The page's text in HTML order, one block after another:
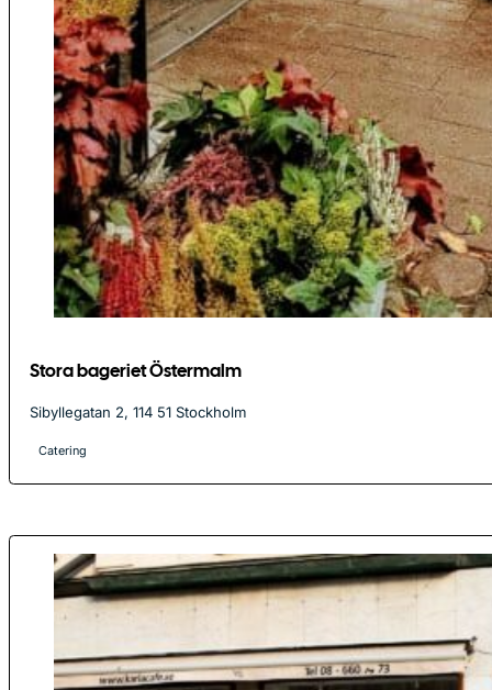
Stora bageriet Östermalm
Sibyllegatan 2, 114 51 Stockholm
Catering